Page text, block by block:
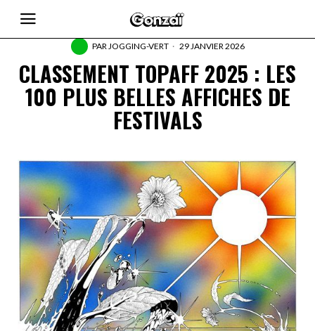
PARJOGGING-VERT 29 JANVIER 2026
CLASSEMENT TOPAFF 2025 : LES
100 PLUS BELLES AFFICHES DE
FESTIVALS